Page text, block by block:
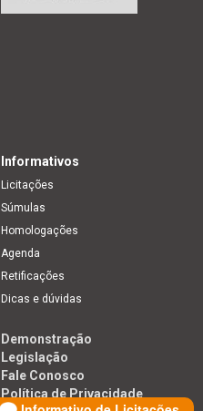
Informativos
Licitações
Súmulas
Homologações
Agenda
Retificações
Dicas e dúvidas
Demonstração
Legislação
Fale Conosco
Política de Privacidade